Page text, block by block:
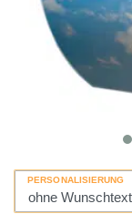
PERSONALISIERUNG